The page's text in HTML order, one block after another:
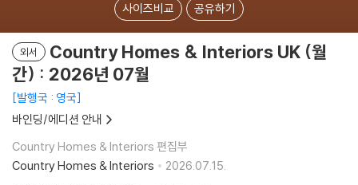
사이즈비교 공유하기
외서
Country Homes & Interiors UK (월
간) : 2026년 07월
발행국 : 영국
바인딩/에디션 안내
Country Homes & Interiors 편집부
Country Homes & Interiors
2026.07.15.